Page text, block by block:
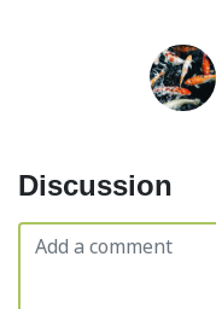
Discussion